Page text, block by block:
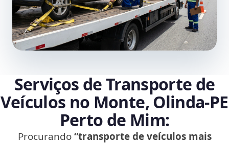
Serviços de Transporte de
Veículos no Monte, Olinda‑PE
Perto de Mim:
Procurando“transporte de veículos mais